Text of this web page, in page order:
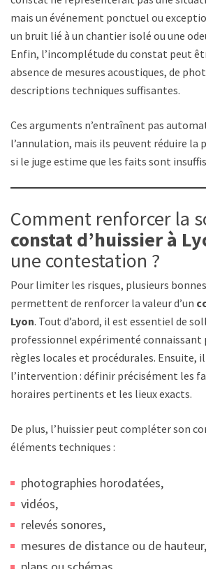
mais un événement ponctuel ou
un bruit lié à un chantier isolé ou une
Enfin, l’incomplétude du constat peut
absence de mesures acoustiques, de
descriptions techniques suffisantes.
Ces arguments n’entraînent pas
l’annulation, mais ils peuvent réduire la
si le juge estime que les faits sont
Comment renforcer la
constat d’huissier à
une contestation ?
Pour limiter les risques, plusieurs
permettent de renforcer la valeur d’un
Lyon. Tout d’abord, il est essentiel de
professionnel expérimenté
règles locales et procédurales. Ensuite,
l’intervention : définir précisément les
horaires pertinents et les lieux exacts.
De plus, l’huissier peut compléter son
éléments techniques :
photographies horodatées,
vidéos,
relevés sonores,
mesures de distance ou de hauteur,